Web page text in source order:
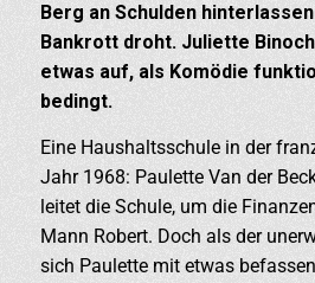
Berg an Schulden
Bankrott droht. Juliette
etwas auf, als Komödie
bedingt.
Eine Haushaltsschule in der
Jahr 1968: Paulette Van der
leitet die Schule, um die
Mann Robert. Doch als der
sich Paulette mit etwas